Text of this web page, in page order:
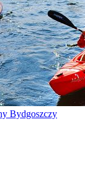
Bydgoszczy